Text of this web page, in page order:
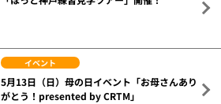
イベント
5月13日（日）母の日イベント「お母さんあり
がとう！presented by CRTM」